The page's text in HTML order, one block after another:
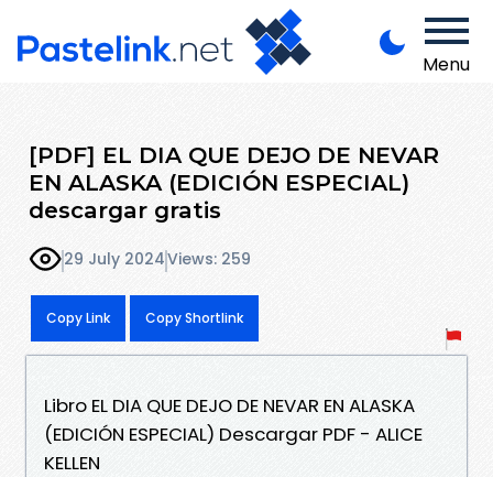
Menu
[PDF] EL DIA QUE DEJO DE NEVAR
EN ALASKA (EDICIÓN ESPECIAL)
descargar gratis
29 July 2024Views: 259
Copy Link Copy Shortlink
Libro EL DIA QUE DEJO DE NEVAR EN ALASKA
(EDICIÓN ESPECIAL) Descargar PDF - ALICE
KELLEN